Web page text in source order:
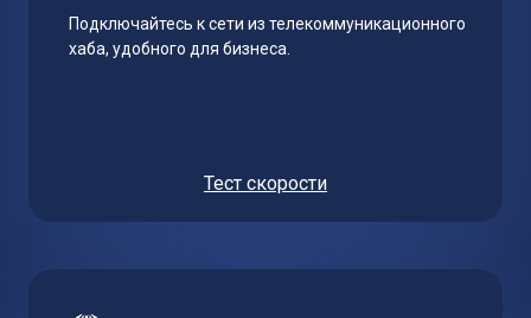
Подключайтесь к сети из телекоммуникационного
хаба, удобного для бизнеса.
Тест скорости